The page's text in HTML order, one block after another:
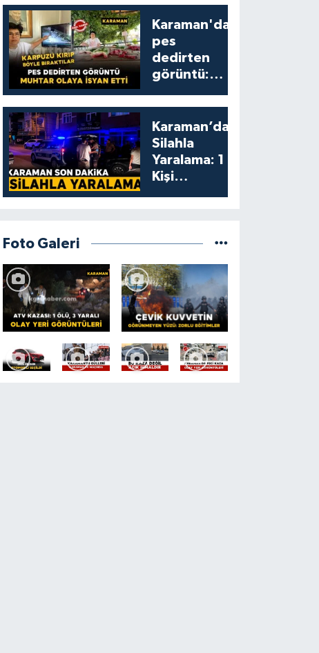
Karaman'da
pes
dedirten
görüntü:
yumruklayıp
yediler,
artıklarını
kamelyada
bıraktılar
Karaman’da
Silahla
Yaralama: 1
Kişi
Foto Galeri